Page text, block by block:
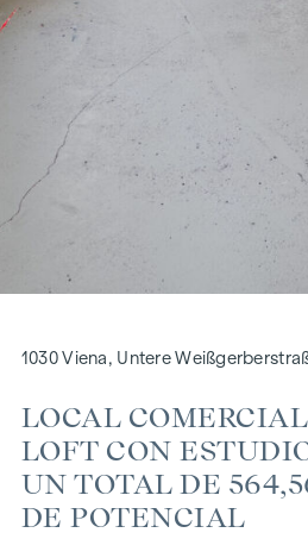
1030 Viena, Untere
LOCAL
LOFT CON
UN TOTAL DE
DE POTENCIAL